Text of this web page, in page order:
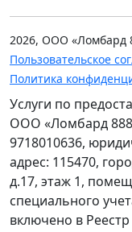
2026, ООО «Ломбард
Пользовательское
Политика
Услуги по
ООО «Ломбард
9718010636,
адрес: 115470,
д.17, этаж 1,
специального
включено в